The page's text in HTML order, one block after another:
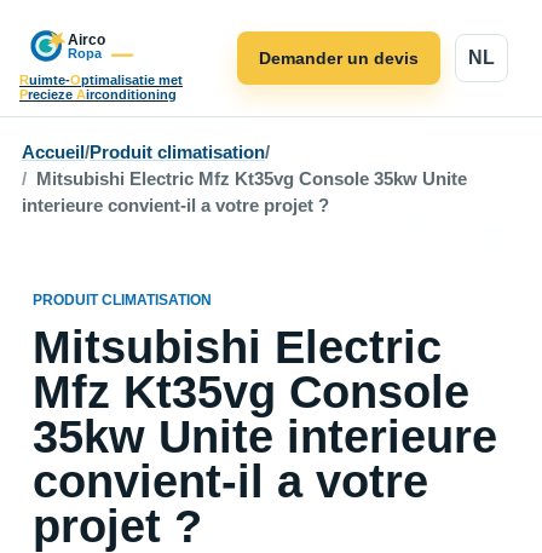
Ruimte-Optimalisatie met
Precieze Airconditioning
NL
Demander un devis
Accueil /Produit climatisation/
Mitsubishi Electric Mfz Kt35vg Console 35kw Unite
interieure convient-il a votre projet ?
PRODUIT CLIMATISATION
Mitsubishi Electric
Mfz Kt35vg Console
35kw Unite interieure
convient-il a votre
projet ?